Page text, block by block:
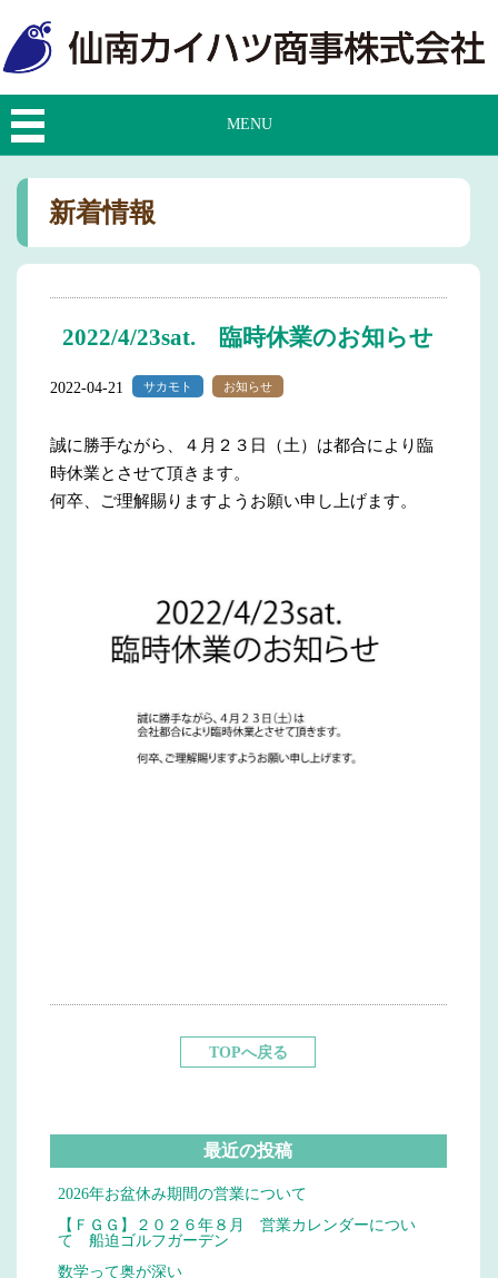
MENU
新着情報
2022/4/23sat. 臨時休業のお知らせ
2022-04-21 サカモト お知らせ
誠に勝手ながら、４月２３日（土）は都合により臨
時休業とさせて頂きます。
何卒、ご理解賜りますようお願い申し上げます。
TOPへ戻る
最近の投稿
2026年お盆休み期間の営業について
【ＦＧＧ】２０２６年８月 営業カレンダーについ
て 船迫ゴルフガーデン
数学って奥が深い